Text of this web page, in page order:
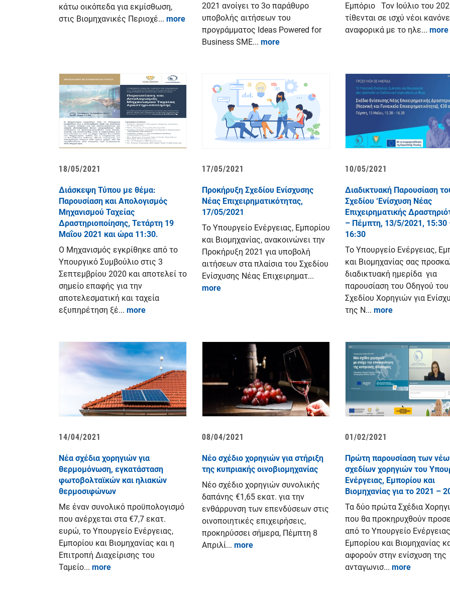
κάτω οικόπεδα για εκμίσθωση,
στις Βιομηχανικές Περιοχέ... more
2021 ανοίγει το 3ο παράθυρο
υποβολής αιτήσεων του
προγράμματος Ideas Powered for
Business SME... more
Εμπόριο Τον Ιούλιο του
τίθενται σε ισχύ νέοι
αναφορικά με το ηλε... more
18/05/2021
Διάσκεψη Τύπου με θέμα:
Παρουσίαση και Απολογισμός
Μηχανισμού Ταχείας
Δραστηριοποίησης, Τετάρτη 19
Μαΐου 2021 και ώρα 11:30.
Ο Μηχανισμός εγκρίθηκε από το
Υπουργικό Συμβούλιο στις 3
Σεπτεμβρίου 2020 και αποτελεί το
σημείο επαφής για την
αποτελεσματική και ταχεία
εξυπηρέτηση ξέ... more
17/05/2021
Προκήρυξη Σχεδίου Ενίσχυσης
Νέας Επιχειρηματικότητας,
17/05/2021
Το Υπουργείο Ενέργειας, Εμπορίου
και Βιομηχανίας, ανακοινώνει την
Προκήρυξη 2021 για υποβολή
αιτήσεων στα πλαίσια του Σχεδίου
Ενίσχυσης Νέας Επιχειρηματ...
more
10/05/2021
Διαδικτυακή Παρουσίαση
Σχεδίου ‘Ενίσχυση Νέας
Επιχειρηματικής
– Πέμπτη, 13/5/2021, 15:30
16:30
Το Υπουργείο Ενέργειας,
και Βιομηχανίας σας
διαδικτυακή ημερίδα για
παρουσίαση του Οδηγού του
Σχεδίου Χορηγιών για
της Ν... more
14/04/2021
Νέα σχέδια χορηγιών για
θερμομόνωση, εγκατάσταση
φωτοβολταϊκών και ηλιακών
θερμοσιφώνων
Με έναν συνολικό προϋπολογισμό
που ανέρχεται στα €7,7 εκατ.
ευρώ, το Υπουργείο Ενέργειας,
Εμπορίου και Βιομηχανίας και η
Επιτροπή Διαχείρισης του
Ταμείο... more
08/04/2021
Νέο σχέδιο χορηγιών για στήριξη
της κυπριακής οινοβιομηχανίας
Νέο σχέδιο χορηγιών συνολικής
δαπάνης €1,65 εκατ. για την
ενθάρρυνση των επενδύσεων στις
οινοποιητικές επιχειρήσεις,
προκηρύσσει σήμερα, Πέμπτη 8
Απριλί... more
01/02/2021
Πρώτη παρουσίαση των
σχεδίων χορηγιών του
Ενέργειας, Εμπορίου και
Βιομηχανίας για το 2021 –
Τα δύο πρώτα Σχέδια
που θα προκηρυχθούν
από το Υπουργείο
Εμπορίου και Βιομηχανίας
αφορούν στην ενίσχυση της
ανταγωνισ... more